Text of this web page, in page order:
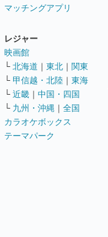
マッチングアプリ
レジャー
映画館
└ 北海道 ｜ 東北 ｜ 関東
└ 甲信越・北陸 ｜ 東海
└ 近畿 ｜ 中国・四国
└ 九州・沖縄 ｜ 全国
カラオケボックス
テーマパーク